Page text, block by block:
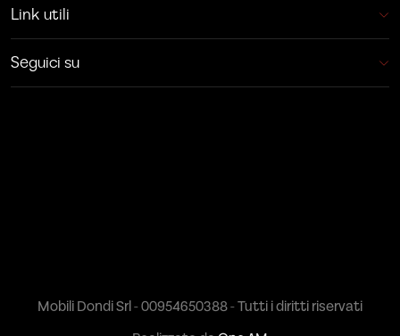
Link utili
Seguici su
Mobili Dondi Srl - 00954650388 - Tutti i diritti riservati